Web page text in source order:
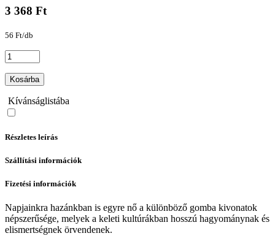
3 368 Ft
56 Ft/db
Kosárba
Kívánságlistába
Részletes leírás
Szállítási információk
Fizetési információk
Napjainkra hazánkban is egyre nő a különböző gomba kivonatok
népszerűsége, melyek a keleti kultúrákban hosszú hagyománynak és
elismertségnek örvendenek.